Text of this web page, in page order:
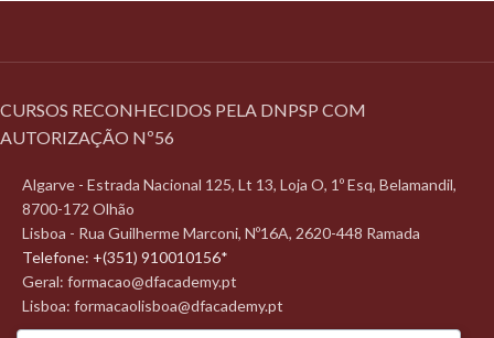
CURSOS RECONHECIDOS PELA DNPSP COM
AUTORIZAÇÃO Nº56
Algarve - Estrada Nacional 125, Lt 13, Loja O, 1º Esq, Belamandil,
8700-172 Olhão
Lisboa - Rua Guilherme Marconi, Nº16A, 2620-448 Ramada
Telefone: +(351) 910010156*
Geral: formacao@dfacademy.pt
Lisboa: formacaolisboa@dfacademy.pt